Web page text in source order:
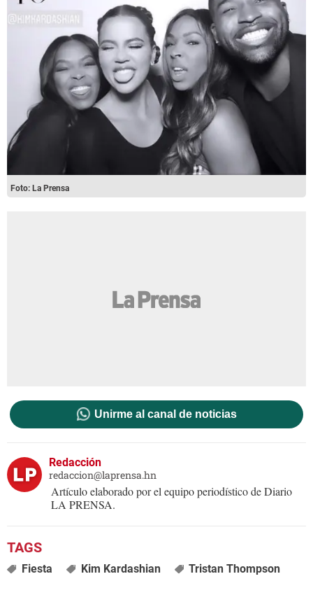
Foto: La Prensa
Unirme al canal de noticias
Redacción
redaccion@laprensa.hn
Artículo elaborado por el equipo periodístico de Diario
LA PRENSA.
Fiesta Kim Kardashian Tristan Thompson